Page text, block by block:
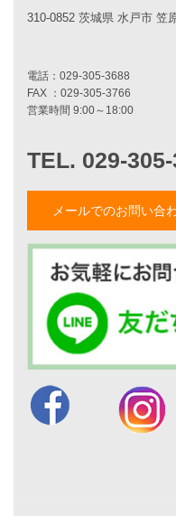
施工事例一覧
お客様の声
家づくりへの想い
採用情報
お知らせ・イベント情報
ブログ一覧
菅原和彦のブログ
斎藤亮のブログ
小薬淳一のブログ
山形隆のブログ
仲内渉のブログ
310-0852 茨城県 水戸市 笠
メールでのお問い合